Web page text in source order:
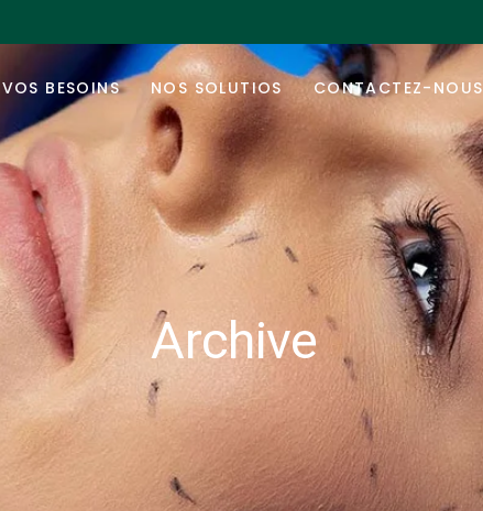
VOS BESOINS
Peau
Corps
Cheveux
Visage
NOS SOLUTIOS
Médecine esthétique
Médecine réparatrice
Chirurgie esthétique
CONTACTEZ-NOUS
Cheveux
Visage
Médecine réparatrice
Chirurgie esthétique
Bien-être
Archive